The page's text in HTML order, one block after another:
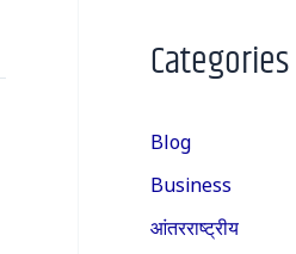
Categories
Blog
Business
आंतरराष्ट्रीय